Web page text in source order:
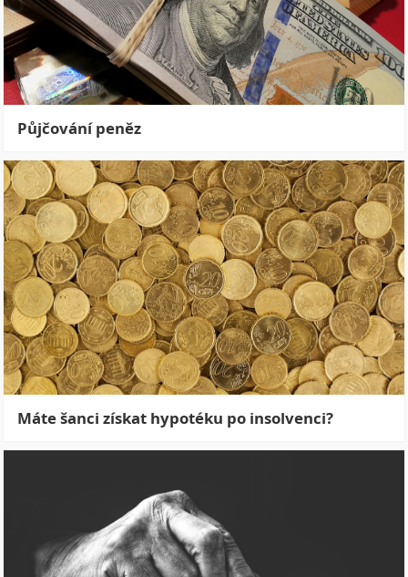
Půjčování peněz
Máte šanci získat hypotéku po insolvenci?